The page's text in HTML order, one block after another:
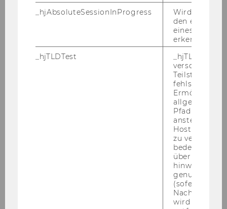
Wirtschaftsgeographie und
Generalsekretärin Rektorat
_hjAbsoluteSessionInProgress
Wird
den ersten
eines
erkennen.
_hjTLDTest
_hjTLDTest-
verschiedene
Teilstrings,
fehlschlägt.
Ermöglicht,
Pfad zu
anstelle des
Hostnamens
zu
bedeutet,
über
hinweg
genutzt
(sofern
Nach dieser
wird das